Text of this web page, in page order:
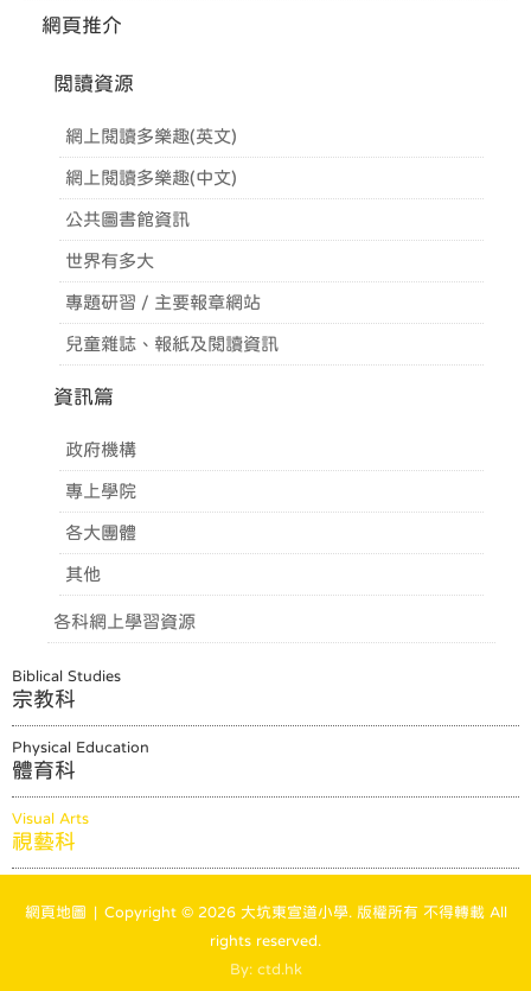
網頁推介
閲讀資源
網上閱讀多樂趣(英文)
網上閱讀多樂趣(中文)
公共圖書館資訊
世界有多大
專題研習 / 主要報章網站
兒童雜誌、報紙及閱讀資訊
資訊篇
政府機構
專上學院
各大團體
其他
各科網上學習資源
Biblical Studies
宗教科
Physical Education
體育科
Visual Arts
視藝科
網頁地圖 | Copyright © 2026 大坑東宣道小學. 版權所有 不得轉載 All
rights reserved.
By: ctd.hk